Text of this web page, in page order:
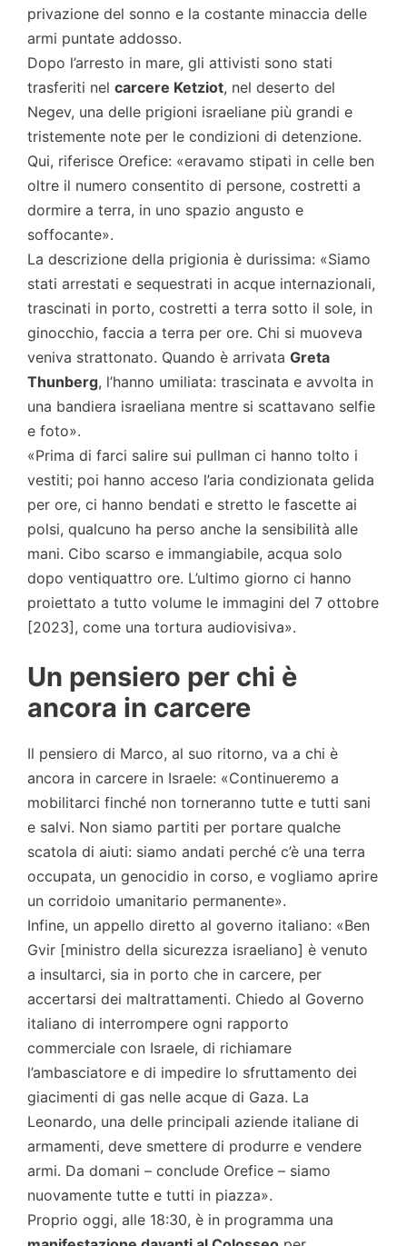
privazione del sonno e la costante minaccia delle
armi puntate addosso.
Dopo l’arresto in mare, gli attivisti sono stati
trasferiti nel carcere Ketziot, nel deserto del
Negev, una delle prigioni israeliane più grandi e
tristemente note per le condizioni di detenzione.
Qui, riferisce Orefice: «eravamo stipati in celle ben
oltre il numero consentito di persone, costretti a
dormire a terra, in uno spazio angusto e
soffocante».
La descrizione della prigionia è durissima: «Siamo
stati arrestati e sequestrati in acque internazionali,
trascinati in porto, costretti a terra sotto il sole, in
ginocchio, faccia a terra per ore. Chi si muoveva
veniva strattonato. Quando è arrivata Greta
Thunberg, l’hanno umiliata: trascinata e avvolta in
una bandiera israeliana mentre si scattavano selfie
e foto».
«Prima di farci salire sui pullman ci hanno tolto i
vestiti; poi hanno acceso l’aria condizionata gelida
per ore, ci hanno bendati e stretto le fascette ai
polsi, qualcuno ha perso anche la sensibilità alle
mani. Cibo scarso e immangiabile, acqua solo
dopo ventiquattro ore. L’ultimo giorno ci hanno
proiettato a tutto volume le immagini del 7 ottobre
[2023], come una tortura audiovisiva».
Un pensiero per chi è
ancora in carcere
Il pensiero di Marco, al suo ritorno, va a chi è
ancora in carcere in Israele: «Continueremo a
mobilitarci finché non torneranno tutte e tutti sani
e salvi. Non siamo partiti per portare qualche
scatola di aiuti: siamo andati perché c’è una terra
occupata, un genocidio in corso, e vogliamo aprire
un corridoio umanitario permanente».
Infine, un appello diretto al governo italiano: «Ben
Gvir [ministro della sicurezza israeliano] è venuto
a insultarci, sia in porto che in carcere, per
accertarsi dei maltrattamenti. Chiedo al Governo
italiano di interrompere ogni rapporto
commerciale con Israele, di richiamare
l’ambasciatore e di impedire lo sfruttamento dei
giacimenti di gas nelle acque di Gaza. La
Leonardo, una delle principali aziende italiane di
armamenti, deve smettere di produrre e vendere
armi. Da domani – conclude Orefice – siamo
nuovamente tutte e tutti in piazza».
Proprio oggi, alle 18:30, è in programma una